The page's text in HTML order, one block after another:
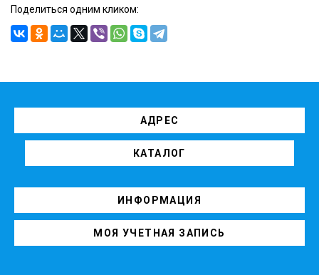
Поделиться одним кликом:
АДРЕС
КАТАЛОГ
ИНФОРМАЦИЯ
МОЯ УЧЕТНАЯ ЗАПИСЬ